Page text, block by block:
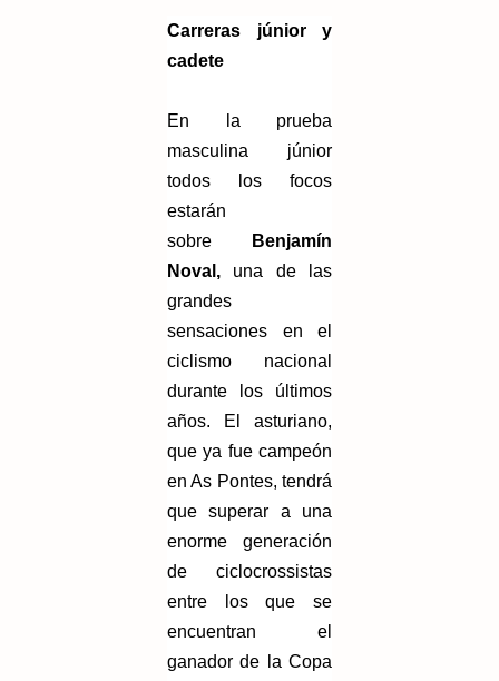
Carreras júnior y
cadete
En la prueba
masculina júnior
todos los focos
estarán
sobre
Benjamín
Noval, una de las
grandes
sensaciones en el
ciclismo nacional
durante los últimos
años. El asturiano,
que ya fue campeón
en As Pontes, tendrá
que superar a una
enorme generación
de ciclocrossistas
entre los que se
encuentran el
ganador de la Copa